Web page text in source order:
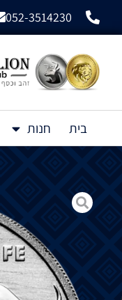
052-3514230
בית חנות